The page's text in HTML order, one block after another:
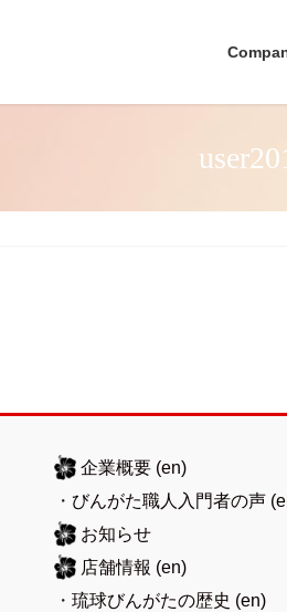
企業概要 (en)
・ びんがた職人入門者の声
お知らせ
店舗情報 (en)
・ 琉球びんがたの歴史 (en)